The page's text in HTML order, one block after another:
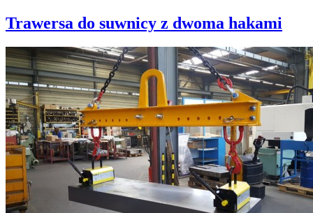
Trawersa do suwnicy z dwoma hakami